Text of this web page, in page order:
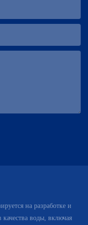
на разработке и
качества воды, включая